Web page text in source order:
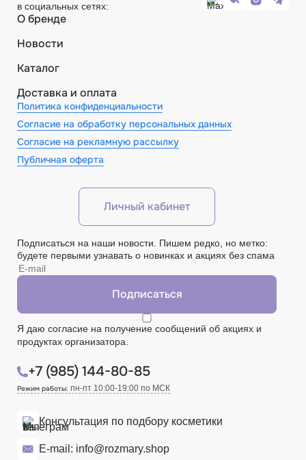
в социальных сетях:
О бренде
Новости
Каталог
Доставка и оплата
Политика конфиденциальности
Согласие на обработку персональных данных
Согласие на рекламную рассылку
Публичная оферта
Личный кабинет
Подписаться на наши новости. Пишем редко, но метко:
будете первыми узнавать о новинках и акциях без спама
Я даю согласие на получение сообщений об акциях и
продуктах организатора.
+7 (985) 144-80-85
Режим работы: пн-пт 10:00-19:00 по МСК
Консультация по подбору косметики
E-mail: info@rozmary.shop